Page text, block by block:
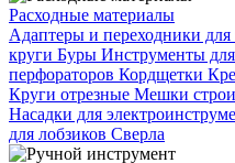
Расходные материалы
Адаптеры и переходники для
круги Буры Инструменты
перфораторов Кордщетки
Круги отрезные Мешки
Насадки для
для лобзиков Сверла